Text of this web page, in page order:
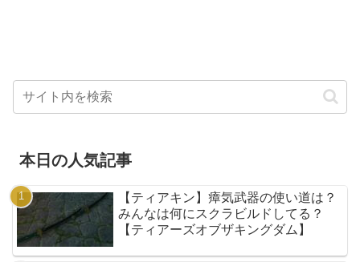
本日の人気記事
【ティアキン】瘴気武器の使い道は？
みんなは何にスクラビルドしてる？
【ティアーズオブザキングダム】